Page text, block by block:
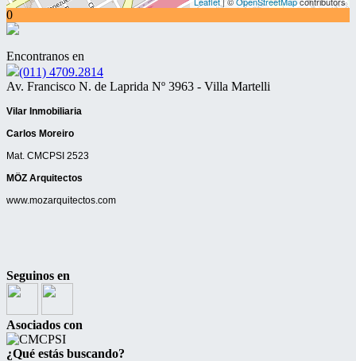
0
Encontranos en
(011) 4709.2814
Av. Francisco N. de Laprida Nº 3963 - Villa Martelli
Vilar Inmobiliaria
Carlos Moreiro
Mat. CMCPSI 2523
MÖZ Arquitectos
www.mozarquitectos.com
Seguinos en
Asociados con
¿Qué estás buscando?